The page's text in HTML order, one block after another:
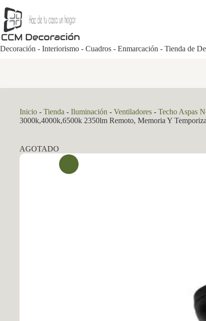
al
contenido
Decoración - Interiorismo - Cuadros - Enmarcación - Tienda de
Inicio - Tienda - Iluminación - Ventiladores - Techo Aspas
3000k,4000k,6500k 2350lm Remoto, Memoria Y
AGOTADO